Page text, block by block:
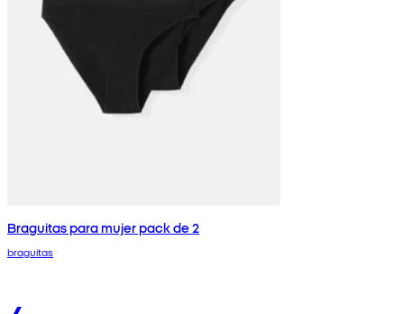
Braguitas para mujer pack de 2
braguitas